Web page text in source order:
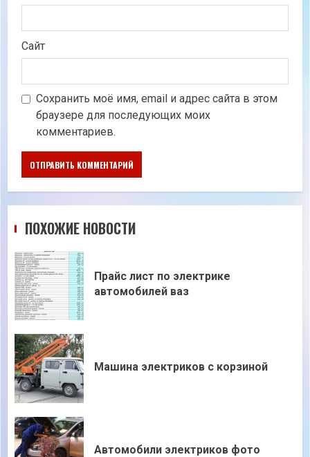
Сайт
Сохранить моё имя, email и адрес сайта в этом
браузере для последующих моих
комментариев.
ПОХОЖИЕ НОВОСТИ
Прайс лист по электрике
автомобилей ваз
Машина электриков с корзиной
Автомобили электриков фото